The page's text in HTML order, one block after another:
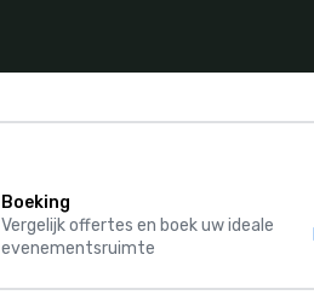
Boeking
Vergelijk offertes en boek uw ideale
evenementsruimte